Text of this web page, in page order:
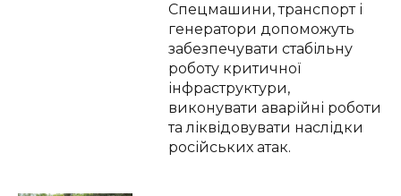
Спецмашини, транспорт і
генератори допоможуть
забезпечувати стабільну
роботу критичної
інфраструктури,
виконувати аварійні роботи
та ліквідовувати наслідки
російських атак.